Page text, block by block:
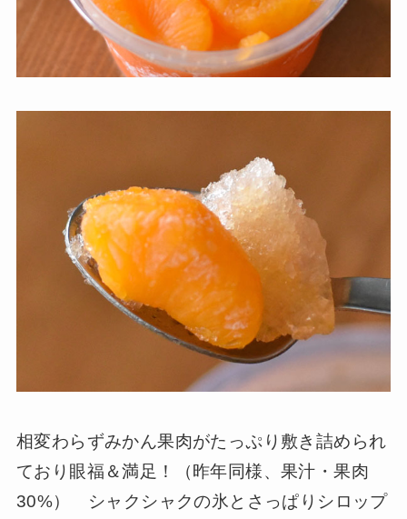
相変わらずみかん果肉がたっぷり敷き詰められ
ており眼福＆満足！（昨年同様、果汁・果肉
30%） シャクシャクの氷とさっぱりシロップ